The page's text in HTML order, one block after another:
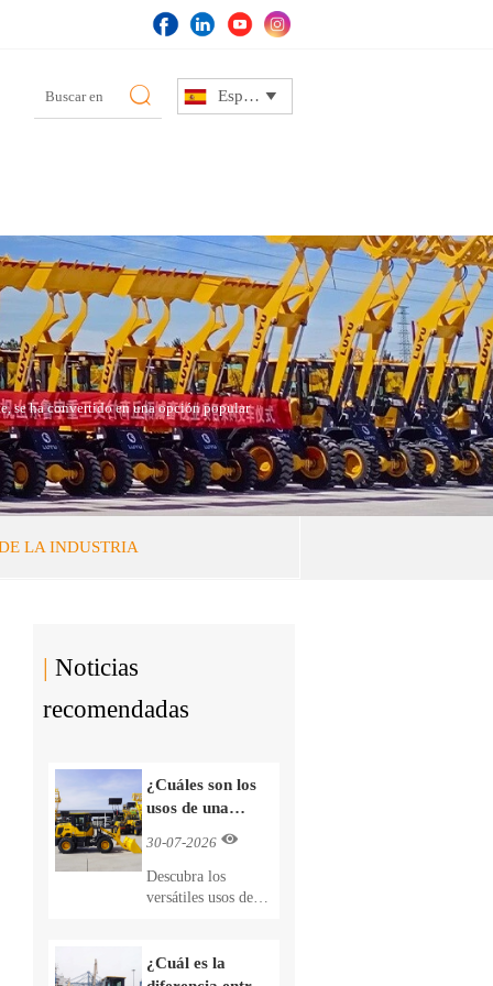
 Español 
se ha convertido en una opción popular
LA INDUSTRIA
Noticias
recomendadas
¿Cuáles son los
usos de una
cargadora de
Comparación
entre cargadoras
tractores
30-07-2026 
Descubra los
versátiles usos de
la agricultura, la
construcción y la
¿Cuál es la